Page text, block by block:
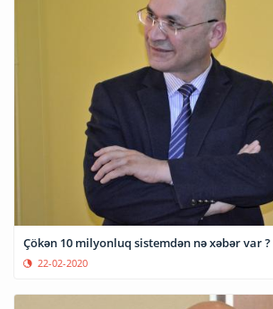
Çökən 10 milyonluq sistemdən nə xəbər var ?
22-02-2020